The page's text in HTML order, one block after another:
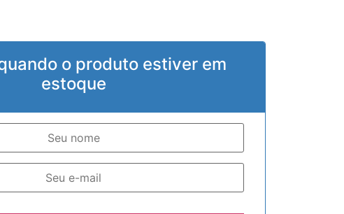
o produto estiver em
estoque